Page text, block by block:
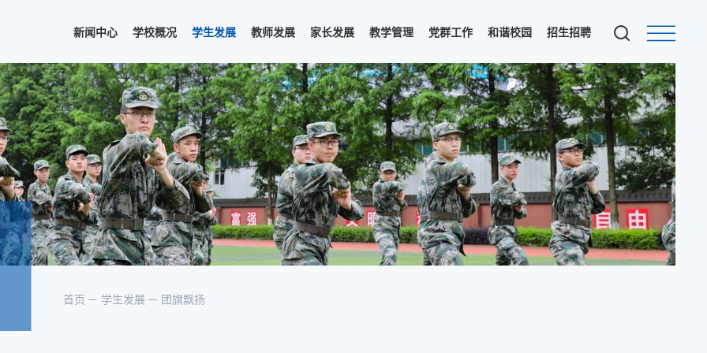
新闻中心 学校概况 学生发展 教师发展 家长发展 教学管理 党群工作 和谐校园 招生招聘
首页 学生发展 团旗飘扬